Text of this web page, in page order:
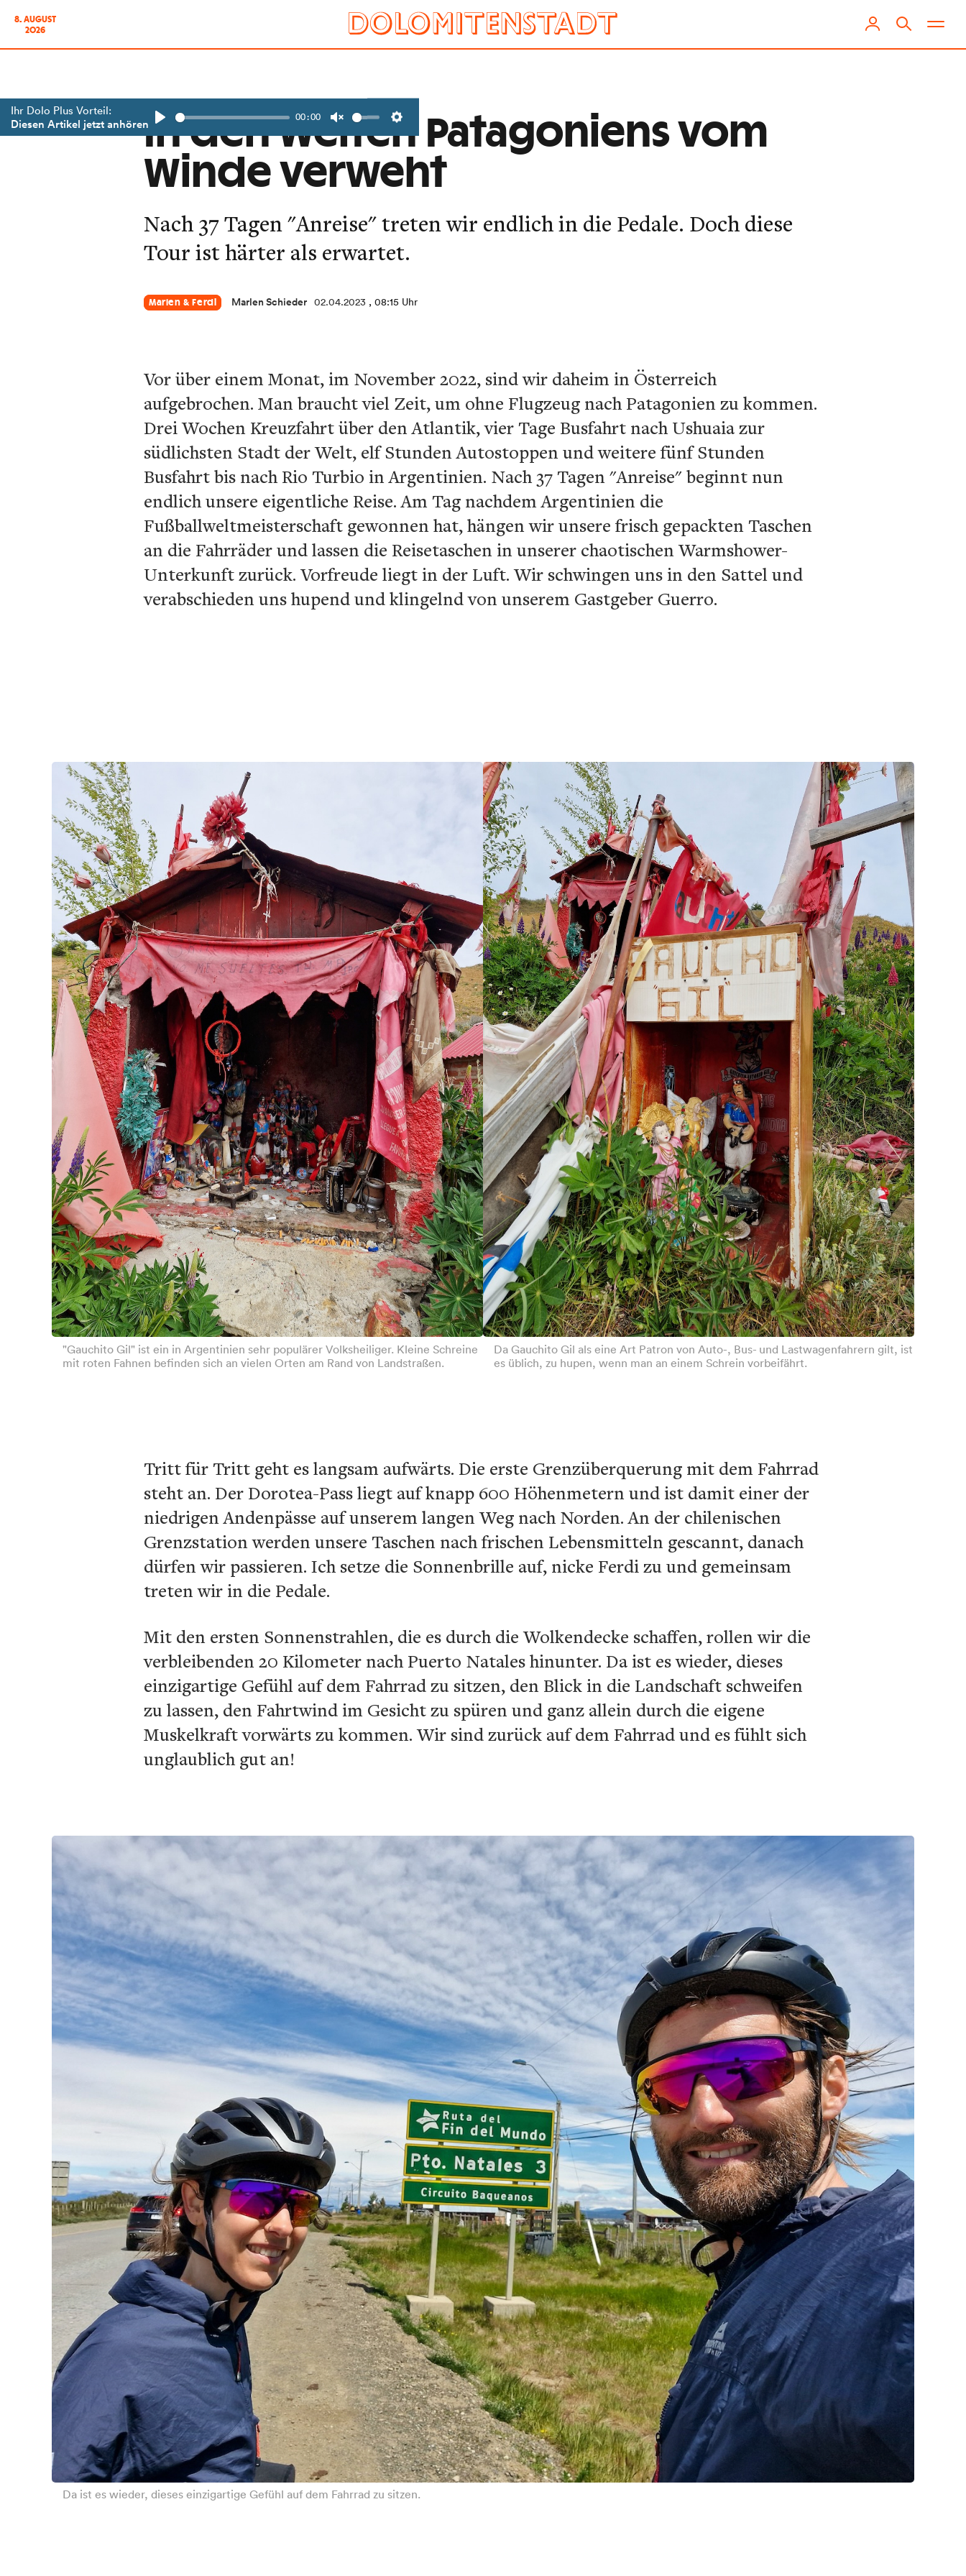
8. AUGUST
2026
Ihr Dolo Plus Vorteil:
Diesen Artikel jetzt anhören 00:00
Settings
In den Weiten Patagoniens vom
Winde verweht
Nach 37 Tagen "Anreise" treten wir endlich in die Pedale. Doch diese
Tour ist härter als erwartet.
Marlen & Ferdi Marlen Schieder 02.04.2023 , 08:15 Uhr
Vor über einem Monat, im November 2022, sind wir daheim in Österreich
aufgebrochen. Man braucht viel Zeit, um ohne Flugzeug nach Patagonien zu kommen.
Drei Wochen Kreuzfahrt über den Atlantik, vier Tage Busfahrt nach Ushuaia zur
südlichsten Stadt der Welt, elf Stunden Autostoppen und weitere fünf Stunden
Busfahrt bis nach Rio Turbio in Argentinien. Nach 37 Tagen "Anreise" beginnt nun
endlich unsere eigentliche Reise. Am Tag nachdem Argentinien die
Fußballweltmeisterschaft gewonnen hat, hängen wir unsere frisch gepackten Taschen
an die Fahrräder und lassen die Reisetaschen in unserer chaotischen Warmshower-
Unterkunft zurück. Vorfreude liegt in der Luft. Wir schwingen uns in den Sattel und
verabschieden uns hupend und klingelnd von unserem Gastgeber Guerro.
"Gauchito Gil" ist ein in Argentinien sehr populärer Volksheiliger. Kleine Schreine
mit roten Fahnen befinden sich an vielen Orten am Rand von Landstraßen.
Da Gauchito Gil als eine Art Patron von Auto-, Bus- und Lastwagenfahrern gilt, ist
es üblich, zu hupen, wenn man an einem Schrein vorbeifährt.
Tritt für Tritt geht es langsam aufwärts. Die erste Grenzüberquerung mit dem Fahrrad
steht an. Der Dorotea-Pass liegt auf knapp 600 Höhenmetern und ist damit einer der
niedrigen Andenpässe auf unserem langen Weg nach Norden. An der chilenischen
Grenzstation werden unsere Taschen nach frischen Lebensmitteln gescannt, danach
dürfen wir passieren. Ich setze die Sonnenbrille auf, nicke Ferdi zu und gemeinsam
treten wir in die Pedale.
Mit den ersten Sonnenstrahlen, die es durch die Wolkendecke schaffen, rollen wir die
verbleibenden 20 Kilometer nach Puerto Natales hinunter. Da ist es wieder, dieses
einzigartige Gefühl auf dem Fahrrad zu sitzen, den Blick in die Landschaft schweifen
zu lassen, den Fahrtwind im Gesicht zu spüren und ganz allein durch die eigene
Muskelkraft vorwärts zu kommen. Wir sind zurück auf dem Fahrrad und es fühlt sich
unglaublich gut an!
Da ist es wieder, dieses einzigartige Gefühl auf dem Fahrrad zu sitzen.